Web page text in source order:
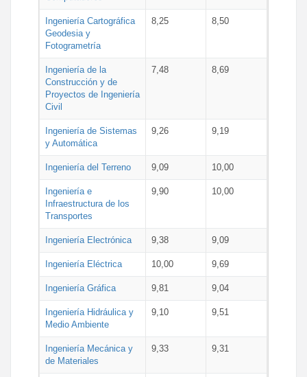
Ingeniería Cartográfica
Geodesia y
Fotogrametría
8,25 8,50
Ingeniería de la
Construcción y de
Proyectos de Ingeniería
Civil
7,48 8,69
Ingeniería de Sistemas
y Automática
9,26 9,19
Ingeniería del Terreno 9,09 10,00
Ingeniería e
Infraestructura de los
Transportes
9,90 10,00
Ingeniería Electrónica 9,38 9,09
Ingeniería Eléctrica 10,00 9,69
Ingeniería Gráfica 9,81 9,04
Ingeniería Hidráulica y
Medio Ambiente
9,10 9,51
Ingeniería Mecánica y
de Materiales
9,33 9,31